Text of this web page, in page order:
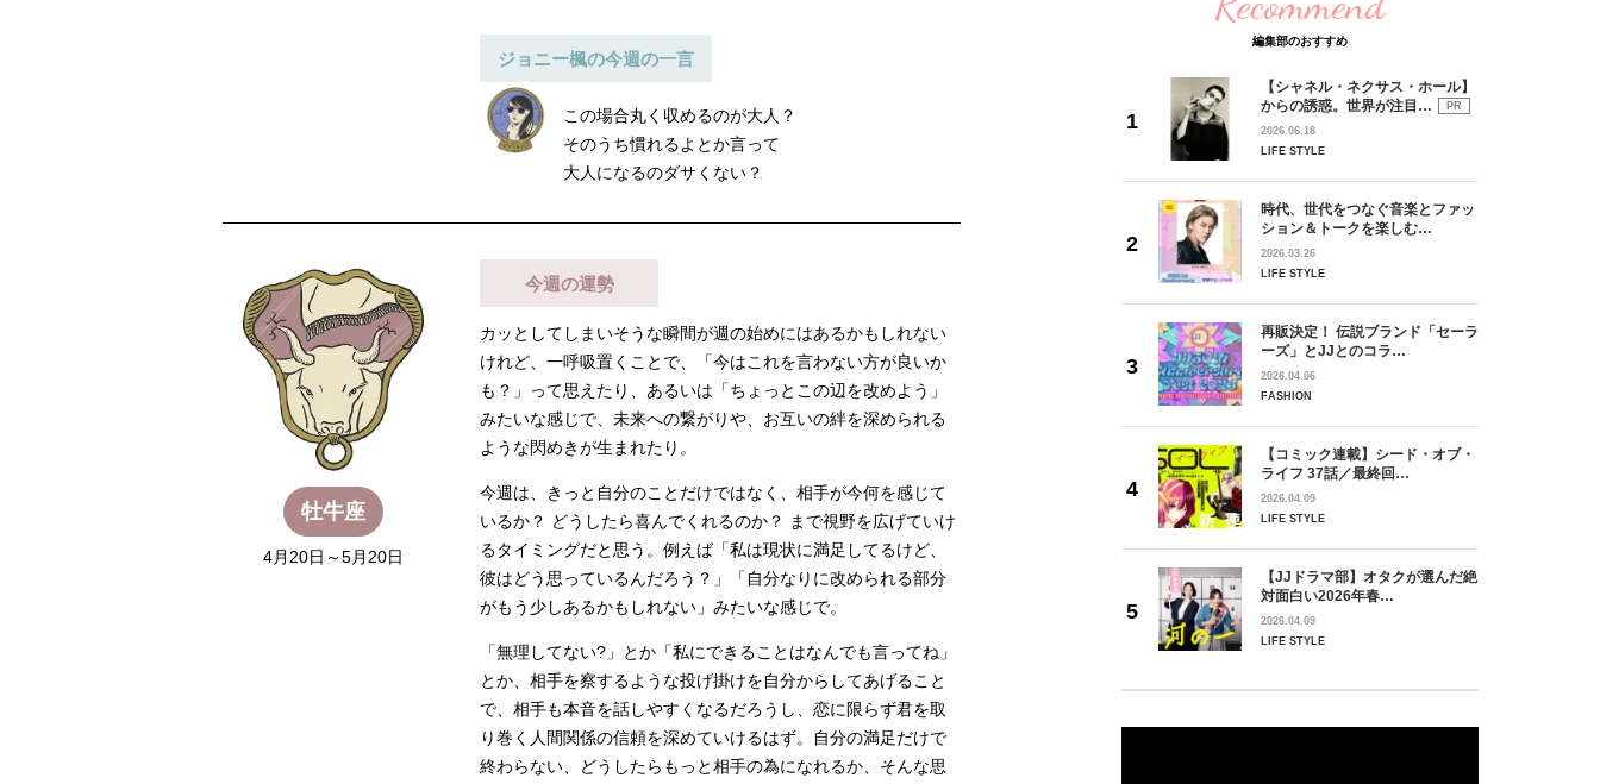
ジョニー楓の今週の一言
この場合丸く収めるのが大人？
そのうち慣れるよとか言って
大人になるのダサくない？
牡牛座
4月20日～5月20日
今週の運勢
カッとしてしまいそうな瞬間が週の始めにはあるかもしれない
けれど、一呼吸置くことで、「今はこれを言わない方が良いか
も？」って思えたり、あるいは「ちょっとこの辺を改めよう」
みたいな感じで、未来への繋がりや、お互いの絆を深められる
ような閃めきが生まれたり。
今週は、きっと自分のことだけではなく、相手が今何を感じて
いるか？ どうしたら喜んでくれるのか？ まで視野を広げていけ
るタイミングだと思う。例えば「私は現状に満足してるけど、
彼はどう思っているんだろう？」「自分なりに改められる部分
がもう少しあるかもしれない」みたいな感じで。
「無理してない?」とか「私にできることはなんでも言ってね」
とか、相手を察するような投げ掛けを自分からしてあげること
で、相手も本音を話しやすくなるだろうし、恋に限らず君を取
り巻く人間関係の信頼を深めていけるはず。自分の満足だけで
終わらない、どうしたらもっと相手の為になれるか、そんな思
編集部のおすすめ
【シャネル・ネクサス・ホール】
からの誘惑。世界が注目…
PR
2026.06.18
LIFE STYLE
時代、世代をつなぐ音楽とファッ
ション＆トークを楽しむ…
2026.03.26
LIFE STYLE
再販決定！ 伝説ブランド「セーラ
ーズ」とJJとのコラ…
2026.04.06
FASHION
【コミック連載】シード・オブ・
ライフ 37話／最終回…
2026.04.09
LIFE STYLE
【JJドラマ部】オタクが選んだ絶
対面白い2026年春…
2026.04.09
LIFE STYLE